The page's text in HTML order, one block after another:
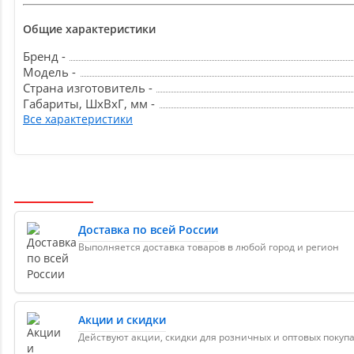
Общие характеристики
Бренд -
Модель -
Страна изготовитель -
Габариты, ШxВxГ, мм -
Все характеристики
Доставка по всей России
Выполняется доставка товаров в любой город и регион
Акции и скидки
Действуют акции, скидки для розничных и оптовых